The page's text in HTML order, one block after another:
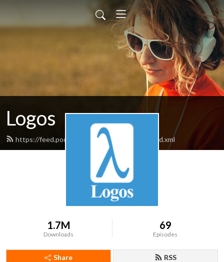
Logos
https://feed.podbean.com/hamed0ghadiri/feed.xml
1.7M
Downloads
69
Episodes
Share RSS